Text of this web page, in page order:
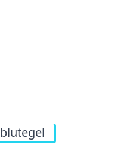
blutegel